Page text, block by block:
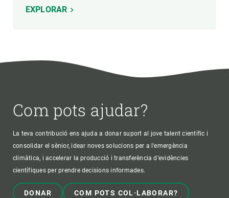
EXPLORAR
Com pots ajudar?
La teva contribució ens ajuda a donar suport al jove talent científic i
consolidar el sènior, idear noves solucions per a l'emergència
climàtica, i accelerar la producció i transferència d’evidències
científiques per prendre decisions informades.
DONAR COM POTS COL·LABORAR?